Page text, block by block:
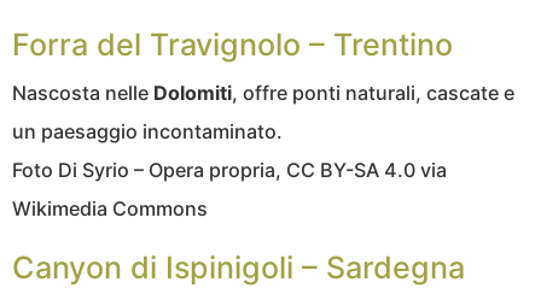
Forra del Travignolo – Trentino
Nascosta nelle Dolomiti, offre ponti naturali, cascate e
un paesaggio incontaminato.
Foto Di Syrio – Opera propria, CC BY-SA 4.0 via
Wikimedia Commons
Canyon di Ispinigoli – Sardegna